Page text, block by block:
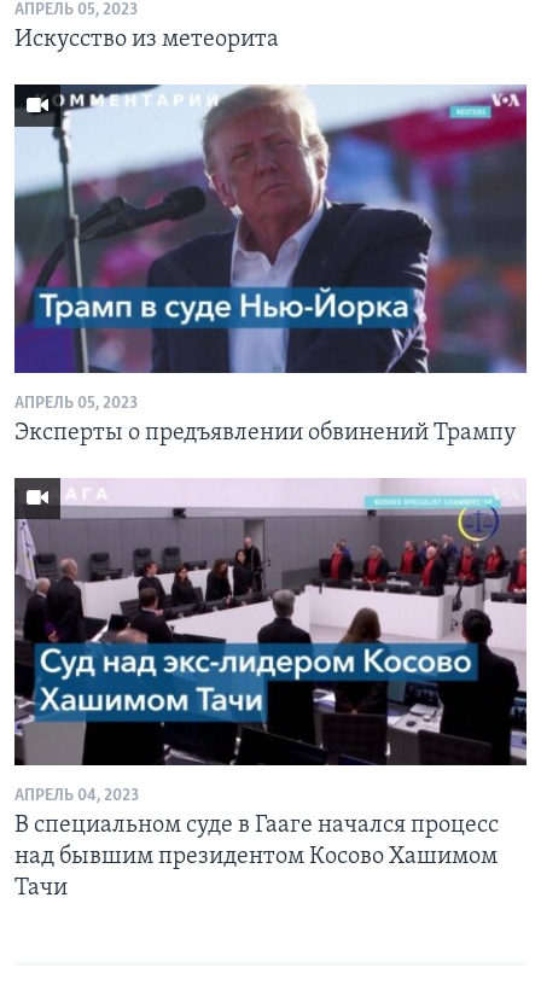
АПРЕЛЬ 05, 2023
Искусство из метеорита
АПРЕЛЬ 05, 2023
Эксперты о предъявлении обвинений Трампу
АПРЕЛЬ 04, 2023
В специальном суде в Гааге начался процесс
над бывшим президентом Косово Хашимом
Тачи